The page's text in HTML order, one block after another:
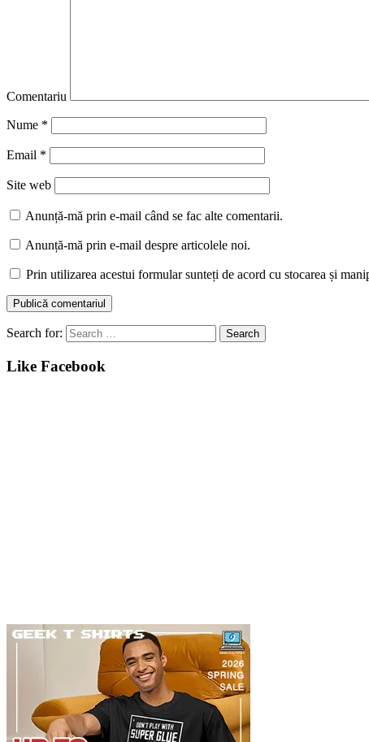
Comentariu
Nume *
Email *
Site web
Anunță-mă prin e-mail când se fac alte comentarii.
Anunță-mă prin e-mail despre articolele noi.
Prin utilizarea acestui formular sunteți de acord cu stocarea și
Search for:
Like Facebook